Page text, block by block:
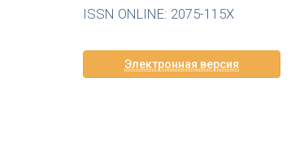
ISSN ONLINE: 2075-115X
Электронная версия